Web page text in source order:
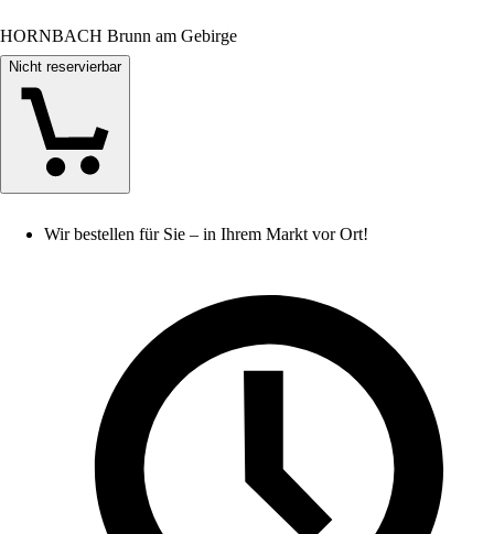
HORNBACH Brunn am Gebirge
Nicht reservierbar
Wir bestellen für Sie – in Ihrem Markt vor Ort!